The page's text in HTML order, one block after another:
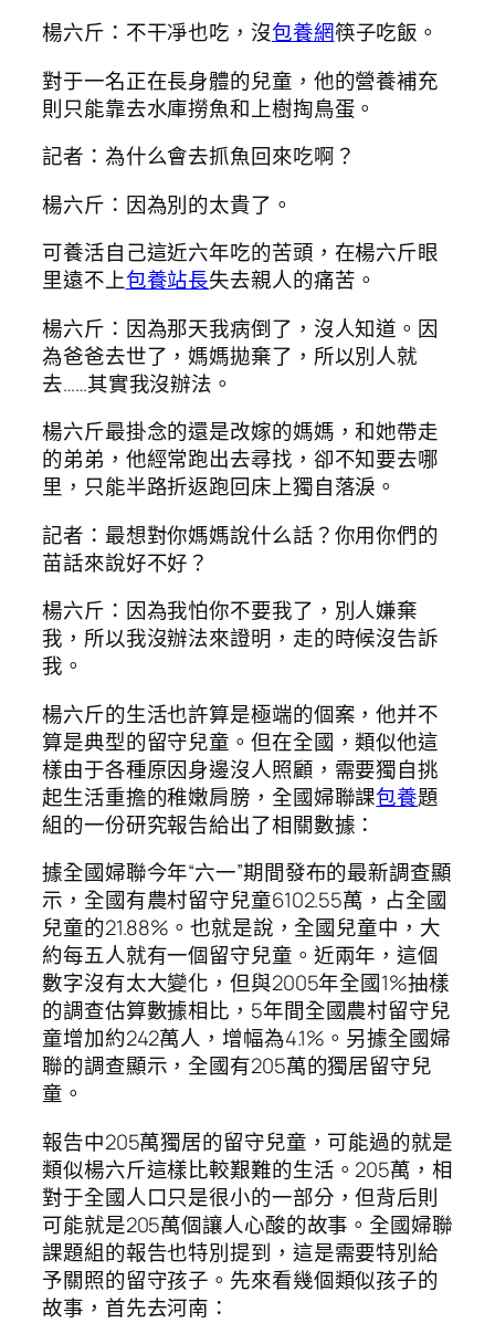
楊六斤：不干凈也吃，沒包養網筷子吃飯。
對于一名正在長身體的兒童，他的營養補充
則只能靠去水庫撈魚和上樹掏鳥蛋。
記者：為什么會去抓魚回來吃啊？
楊六斤：因為別的太貴了。
可養活自己這近六年吃的苦頭，在楊六斤眼
里遠不上包養站長失去親人的痛苦。
楊六斤：因為那天我病倒了，沒人知道。因
為爸爸去世了，媽媽拋棄了，所以別人就
去……其實我沒辦法。
楊六斤最掛念的還是改嫁的媽媽，和她帶走
的弟弟，他經常跑出去尋找，卻不知要去哪
里，只能半路折返跑回床上獨自落淚。
記者：最想對你媽媽說什么話？你用你們的
苗話來說好不好？
楊六斤：因為我怕你不要我了，別人嫌棄
我，所以我沒辦法來證明，走的時候沒告訴
我。
楊六斤的生活也許算是極端的個案，他并不
算是典型的留守兒童。但在全國，類似他這
樣由于各種原因身邊沒人照顧，需要獨自挑
起生活重擔的稚嫩肩膀，全國婦聯課包養題
組的一份研究報告給出了相關數據：
據全國婦聯今年“六一”期間發布的最新調查顯
示，全國有農村留守兒童6102.55萬，占全國
兒童的21.88%。也就是說，全國兒童中，大
約每五人就有一個留守兒童。近兩年，這個
數字沒有太大變化，但與2005年全國1%抽樣
的調查估算數據相比，5年間全國農村留守兒
童增加約242萬人，增幅為4.1%。另據全國婦
聯的調查顯示，全國有205萬的獨居留守兒
童。
報告中205萬獨居的留守兒童，可能過的就是
類似楊六斤這樣比較艱難的生活。205萬，相
對于全國人口只是很小的一部分，但背后則
可能就是205萬個讓人心酸的故事。全國婦聯
課題組的報告也特別提到，這是需要特別給
予關照的留守孩子。先來看幾個類似孩子的
故事，首先去河南：